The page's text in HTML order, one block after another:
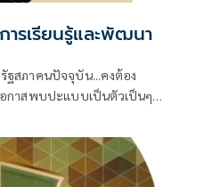
รเรียนรู้และพัฒนา
ฐสภาคนปัจจุบัน...คงต้อง
อกาสพบปะแบบเป็นตัวเป็นๆ